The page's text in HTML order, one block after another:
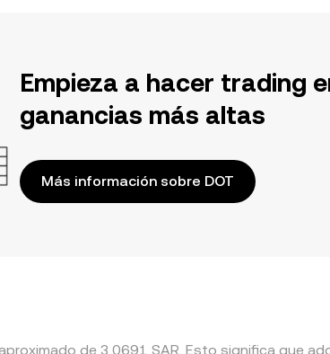
Empieza a hacer trading
ganancias más altas
Más información sobre DOT
de 3.0691 SAR. Esto significa que